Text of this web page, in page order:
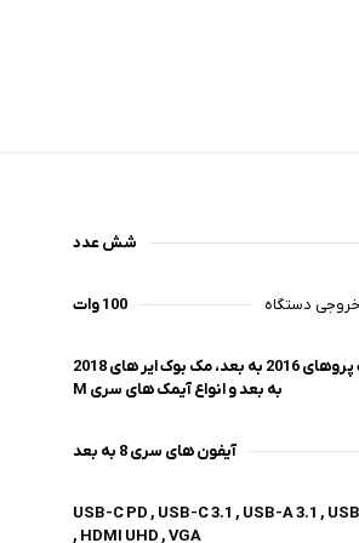
شش عدد
خروجی دستگاه 100 وات
مک بوک پروهای 2016 به بعد، مک بوک ایر های 2018
به بعد و انواع آیمک های سری M
آیفون های سری 8 به بعد
USB-C PD , USB-C 3.1 , USB-A 3.1 ,
, HDMI UHD , VGA